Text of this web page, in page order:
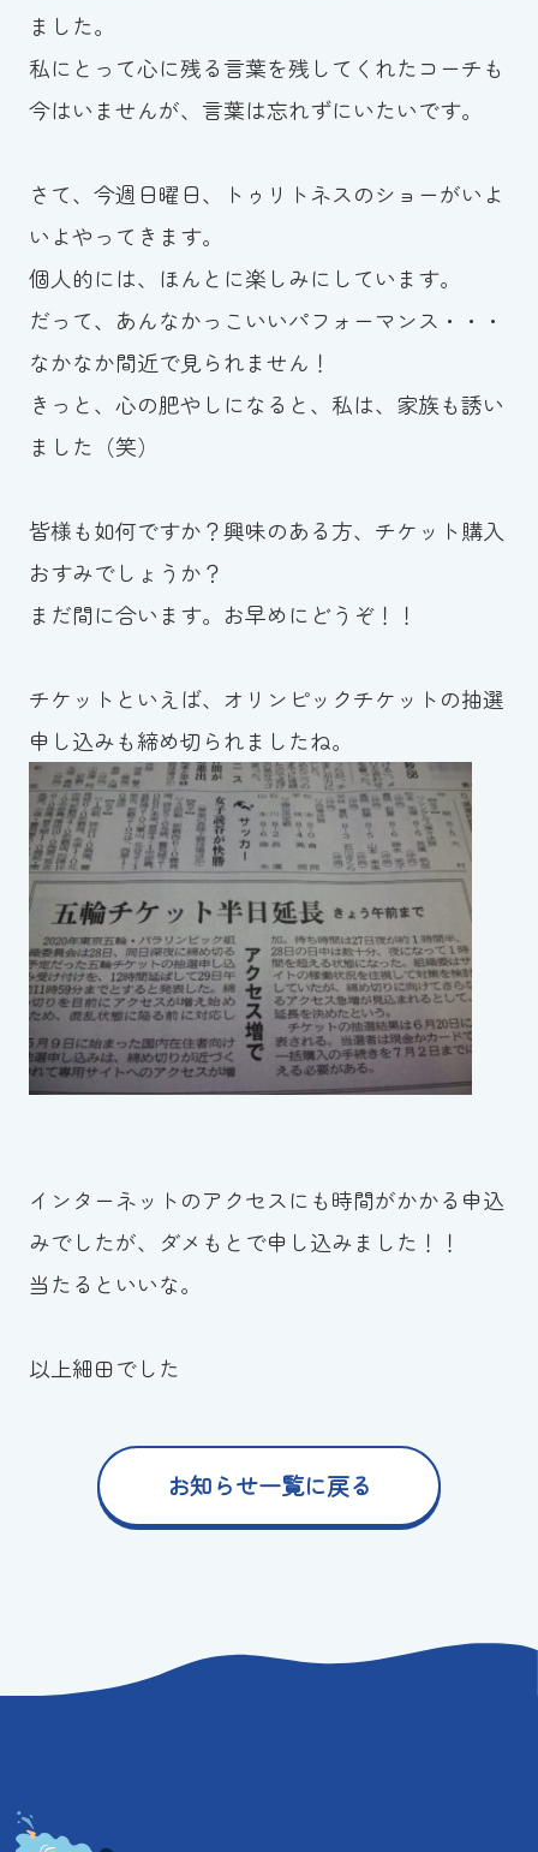
Tel.098-863-7264
平日 9:00～22:00｜土祝 9:00～21:00
スイミングスクールの
体験申し込みはこちら!
ました。
私にとって心に残る言葉を残してくれたコーチも
今はいませんが、言葉は忘れずにいたいです。
さて、今週日曜日、トゥリトネスのショーがいよ
いよやってきます。
個人的には、ほんとに楽しみにしています。
だって、あんなかっこいいパフォーマンス・・・
なかなか間近で見られません！
きっと、心の肥やしになると、私は、家族も誘い
ました（笑）
皆様も如何ですか？興味のある方、チケット購入
おすみでしょうか？
まだ間に合います。お早めにどうぞ！！
チケットといえば、オリンピックチケットの抽選
申し込みも締め切られましたね。
インターネットのアクセスにも時間がかかる申込
みでしたが、ダメもとで申し込みました！！
当たるといいな。
以上細田でした
お知らせ一覧に戻る